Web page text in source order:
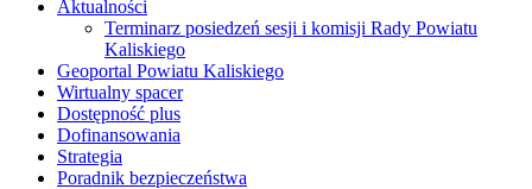
Aktualności
Terminarz posiedzeń sesji i komisji Rady Powiatu
Kaliskiego
Geoportal Powiatu Kaliskiego
Wirtualny spacer
Dostępność plus
Dofinansowania
Strategia
Poradnik bezpieczeństwa